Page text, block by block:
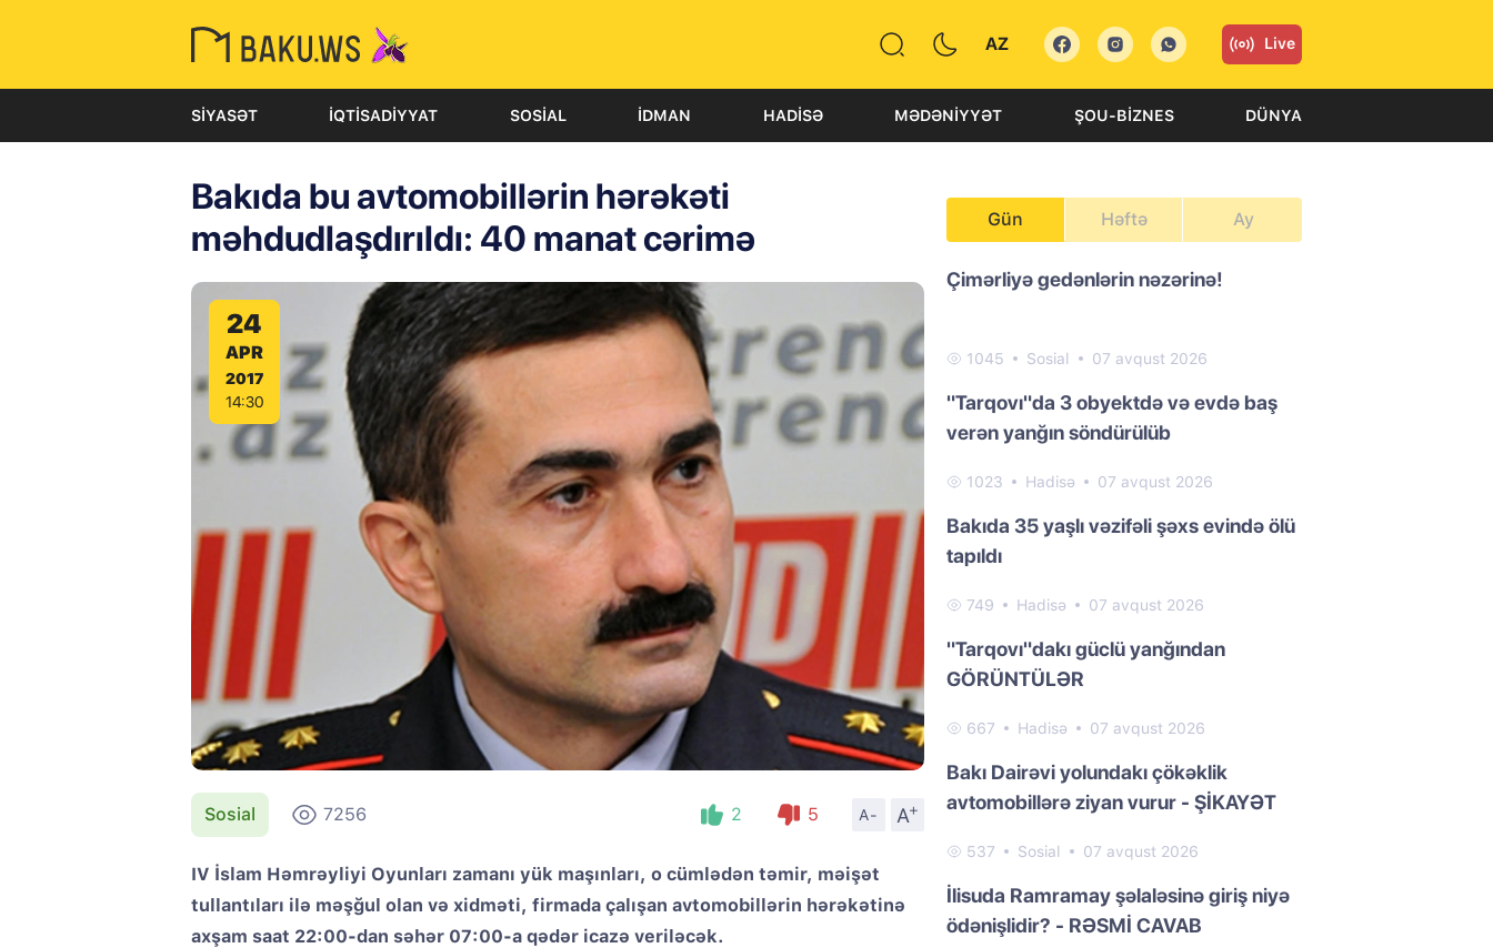
AZ Live
SIYASƏT İQTISADIYYAT SOSIAL İDMAN HADISƏ MƏDƏNIYYƏT ŞOU-BIZNES DÜNYA
Bakıda bu avtomobillərin hərəkəti
məhdudlaşdırıldı: 40 manat cərimə
24
APR
2017
14:30
Sosial 7256 2 5 A- A
+
IV İslam Həmrəyliyi Oyunları zamanı yük maşınları, o cümlədən təmir, məişət
tullantıları ilə məşğul olan və xidməti, firmada çalışan avtomobillərin hərəkətinə
axşam saat 22:00-dan səhər 07:00-a qədər icazə veriləcək.
Gün Həftə Ay
Çimərliyə gedənlərin nəzərinə!
1045 Sosial 07 avqust 2026
"Tarqovı"da 3 obyektdə və evdə baş
verən yanğın söndürülüb
1023 Hadisə 07 avqust 2026
Bakıda 35 yaşlı vəzifəli şəxs evində ölü
tapıldı
749 Hadisə 07 avqust 2026
"Tarqovı"dakı güclü yanğından
GÖRÜNTÜLƏR
667 Hadisə 07 avqust 2026
Bakı Dairəvi yolundakı çökəklik
avtomobillərə ziyan vurur - ŞİKAYƏT
537 Sosial 07 avqust 2026
İlisuda Ramramay şəlaləsinə giriş niyə
ödənişlidir? - RƏSMİ CAVAB